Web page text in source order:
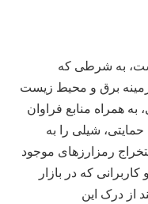
به شرطی که
زمینه برق و محیط زیست
به همراه منابع فراوان
شیلی را به
رمزارزهای موجود
که در بازار
از درک این